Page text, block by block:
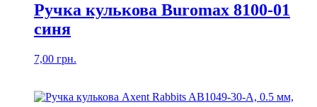
Ручка кулькова Buromax 8100-01
синя
7,00 грн.